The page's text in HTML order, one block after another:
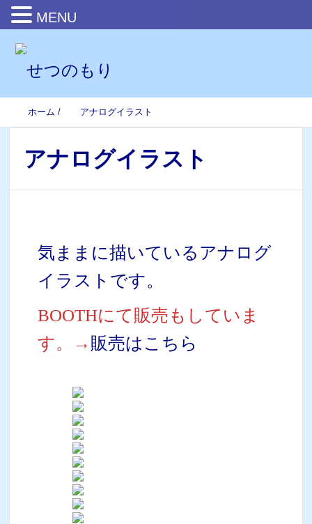
ホーム / アナログイラスト
アナログイラスト
気ままに描いているアナログ
イラストです。
BOOTHにて販売もしていま
す。→ 販売はこちら
MENU